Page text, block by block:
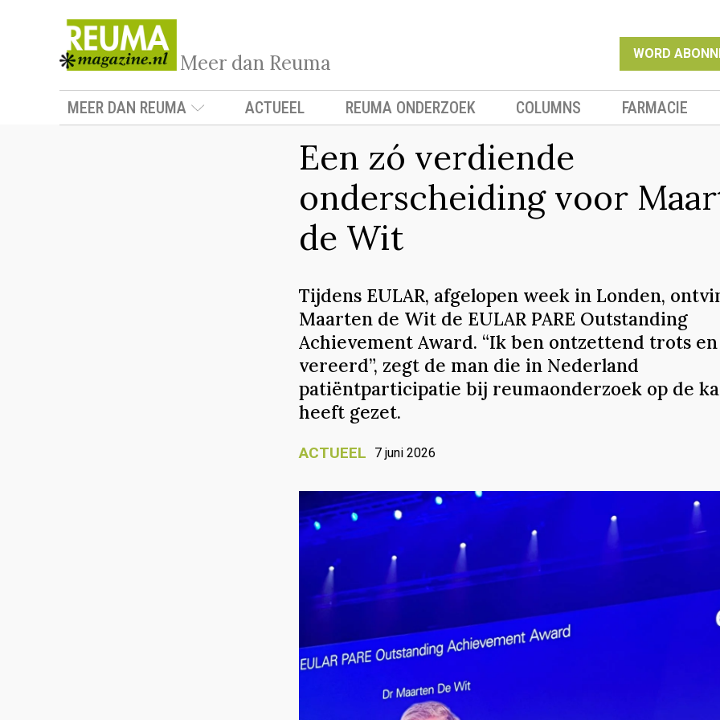
Meer dan Reuma WORD
MEER DAN REUMA ACTUEEL REUMA ONDERZOEK COLUMNS FARMACIE
Een zó verdiende
onderscheiding voor
de Wit
Tijdens EULAR, afgelopen week in Londen,
Maarten de Wit de EULAR PARE Outstanding
Achievement Award. “Ik ben ontzettend trots en
vereerd”, zegt de man die in Nederland
patiëntparticipatie bij reumaonderzoek op de
heeft gezet.
ACTUEEL 7 juni 2026